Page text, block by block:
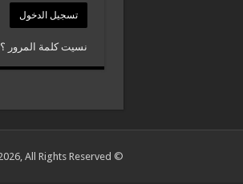
نسيت كلمة المرور ؟
© Copyright 2026, All Rights Reserved